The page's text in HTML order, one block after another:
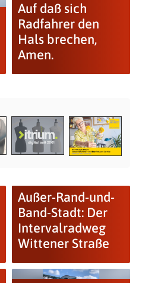
Auf daß sich
Radfahrer den
Hals brechen,
Amen.
Außer-Rand-und-
Band-Stadt: Der
Intervalradweg
Wittener Straße